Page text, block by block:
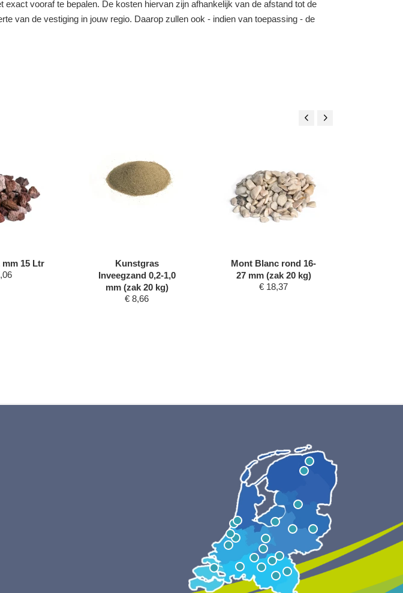
vooraf te bepalen. De kosten hiervan zijn afhankelijk van de afstand tot de
van de vestiging in jouw regio. Daarop zullen ook - indien van toepassing - de
mm 15 Ltr
Kunstgras
Inveegzand 0,2-1,0
mm (zak 20 kg)
€ 8,66
Mont Blanc rond 16-
27 mm (zak 20 kg)
€ 18,37